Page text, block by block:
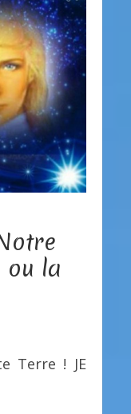
ou la
Terre ! JE